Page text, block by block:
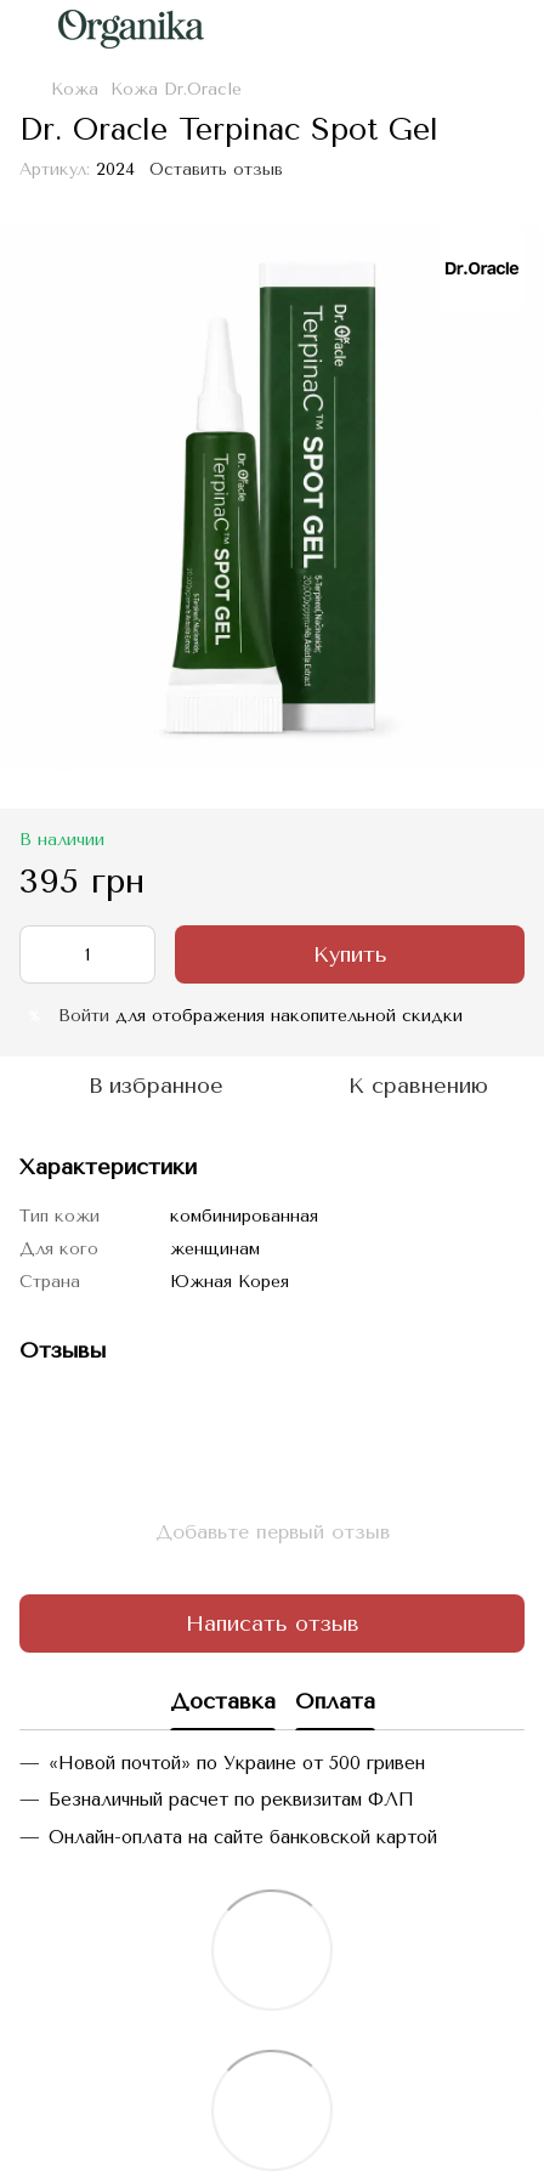
Кожа Кожа Dr.Oracle
Dr. Oracle Terpinac Spot Gel
Артикул: 2024 Оставить отзыв
В наличии
395 грн
Купить
Войти для отображения накопительной скидки
В избранное К сравнению
Характеристики
Тип кожи
комбинированная
Для кого
женщинам
Страна
Южная Корея
Отзывы
Добавьте первый отзыв
Написать отзыв
Доставка Оплата
«Новой почтой» по Украине от 500 гривен
Безналичный расчет по реквизитам ФЛП
Онлайн-оплата на сайте банковской картой